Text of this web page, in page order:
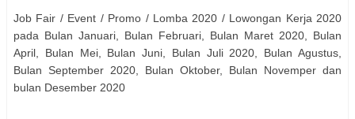
Job Fair / Event / Promo / Lomba 2020 / Lowongan Kerja 2020
pada Bulan Januari, Bulan Februari, Bulan Maret 2020, Bulan
April, Bulan Mei, Bulan Juni, Bulan Juli 2020, Bulan Agustus,
Bulan September 2020, Bulan Oktober, Bulan Novemper dan
bulan Desember 2020